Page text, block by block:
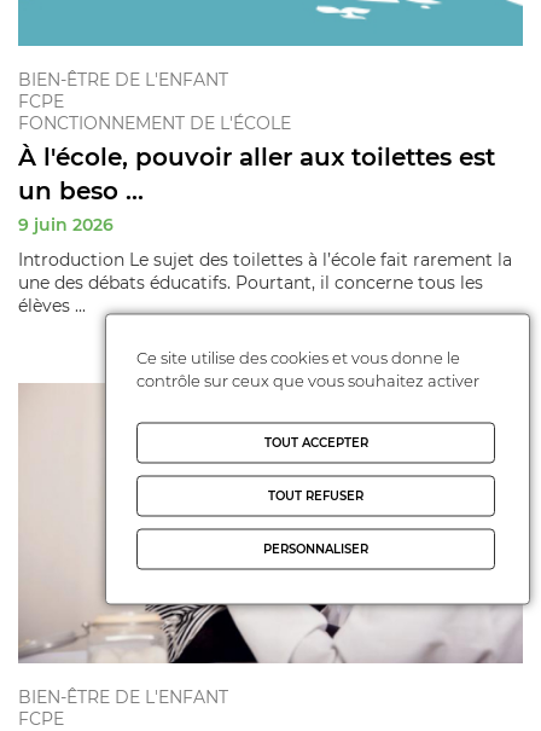
BIEN-ÊTRE DE L'ENFANT
FCPE
FONCTIONNEMENT DE L'ÉCOLE
À l'école, pouvoir aller aux toilettes est
un beso ...
9 juin 2026
Introduction Le sujet des toilettes à l’école fait rarement la
une des débats éducatifs. Pourtant, il concerne tous les
élèves ...
BIEN-ÊTRE DE L'ENFANT
FCPE
Ce site utilise des cookies et vous donne le
contrôle sur ceux que vous souhaitez activer
TOUT ACCEPTER
TOUT REFUSER
PERSONNALISER